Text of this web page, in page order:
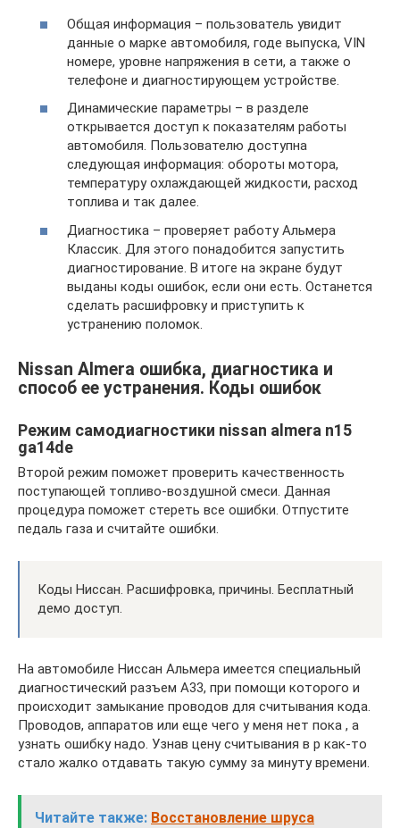
Общая информация – пользователь увидит
данные о марке автомобиля, годе выпуска, VIN
номере, уровне напряжения в сети, а также о
телефоне и диагностирующем устройстве.
Динамические параметры – в разделе
открывается доступ к показателям работы
автомобиля. Пользователю доступна
следующая информация: обороты мотора,
температуру охлаждающей жидкости, расход
топлива и так далее.
Диагностика – проверяет работу Альмера
Классик. Для этого понадобится запустить
диагностирование. В итоге на экране будут
выданы коды ошибок, если они есть. Останется
сделать расшифровку и приступить к
устранению поломок.
Nissan Almera ошибка, диагностика и
способ ее устранения. Коды ошибок
Режим самодиагностики nissan almera n15
ga14de
Второй режим поможет проверить качественность
поступающей топливо-воздушной смеси. Данная
процедура поможет стереть все ошибки. Отпустите
педаль газа и считайте ошибки.
Коды Ниссан. Расшифровка, причины. Бесплатный
демо доступ.
На автомобиле Ниссан Альмера имеется специальный
диагностический разъем А33, при помощи которого и
происходит замыкание проводов для считывания кода.
Проводов, аппаратов или еще чего у меня нет пока , а
узнать ошибку надо. Узнав цену считывания в р как-то
стало жалко отдавать такую сумму за минуту времени.
Читайте также: Восстановление шруса